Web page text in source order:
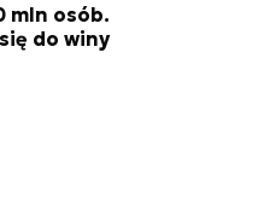
mln osób.
do winy